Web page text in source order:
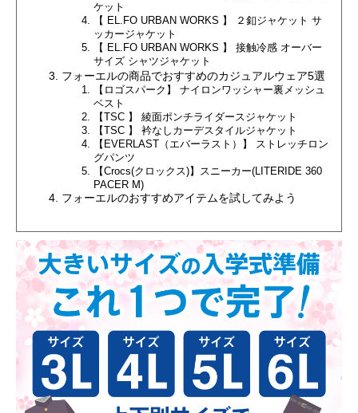
ケット
【 EL.FO URBAN WORKS 】 ２釦ジャケット サ
ッカージャケット
【 EL.FO URBAN WORKS 】 接触冷感 オーバー
サイズ シャツジャケット
フォーエルの商品でおすすめのカジュアルウェア5選
【ロゴスパーク】 ナイロンワッシャー裏メッシュ
ベスト
【TSC 】 綾面ポンチライダースジャケット
【TSC 】 衿なしカーデスタイルジャケット
【EVERLAST（エバーラスト）】 ストレッチロン
グパンツ
【Crocs(クロックス)】スニーカー(LITERIDE 360
PACER M)
フォーエルのおすすめアイテムを試してみよう